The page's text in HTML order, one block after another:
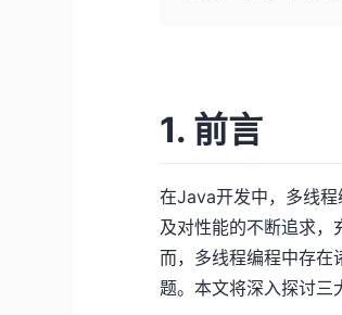
1. 前言
在Java开发中，多线
及对性能的不断追求，
而，多线程编程中存在
题。本文将深入探讨三